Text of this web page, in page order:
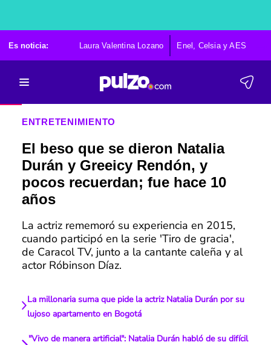
Es noticia: Laura Valentina Lozano Enel, Celsia y AES
ENTRETENIMIENTO
El beso que se dieron Natalia
Durán y Greeicy Rendón, y
pocos recuerdan; fue hace 10
años
La actriz rememoró su experiencia en 2015,
cuando participó en la serie 'Tiro de gracia',
de Caracol TV, junto a la cantante caleña y al
actor Róbinson Díaz.
La millonaria suma que pide la actriz Natalia Durán por su
lujoso apartamento en Bogotá
"Vivo de manera artificial": Natalia Durán habló de su difícil